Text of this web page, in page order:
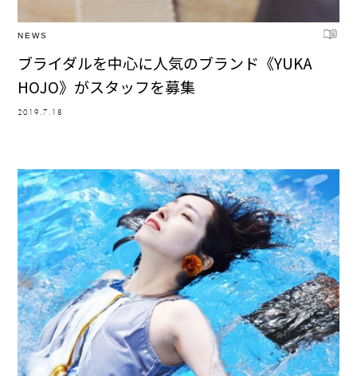
NEWS
ブライダルを中心に人気のブランド《YUKA
HOJO》がスタッフを募集
2019.7.18